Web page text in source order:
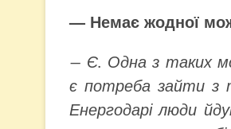
— Немає жодної
— Є. Одна з таких
є потреба зайти з
Енергодарі люди